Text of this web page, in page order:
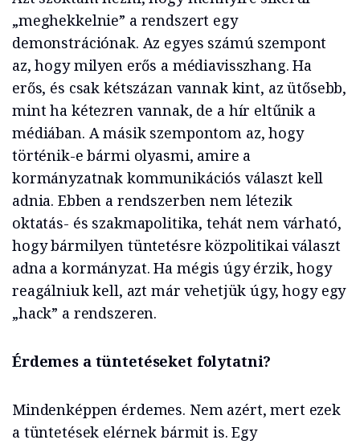
„meghekkelnie” a rendszert egy
demonstrációnak. Az egyes számú szempont
az, hogy milyen erős a médiavisszhang. Ha
erős, és csak kétszázan vannak kint, az ütősebb,
mint ha kétezren vannak, de a hír eltűnik a
médiában. A másik szempontom az, hogy
történik-e bármi olyasmi, amire a
kormányzatnak kommunikációs választ kell
adnia. Ebben a rendszerben nem létezik
oktatás- és szakmapolitika, tehát nem várható,
hogy bármilyen tüntetésre közpolitikai választ
adna a kormányzat. Ha mégis úgy érzik, hogy
reagálniuk kell, azt már vehetjük úgy, hogy egy
„hack” a rendszeren.
Érdemes a tüntetéseket folytatni?
Mindenképpen érdemes. Nem azért, mert ezek
a tüntetések elérnek bármit is. Egy